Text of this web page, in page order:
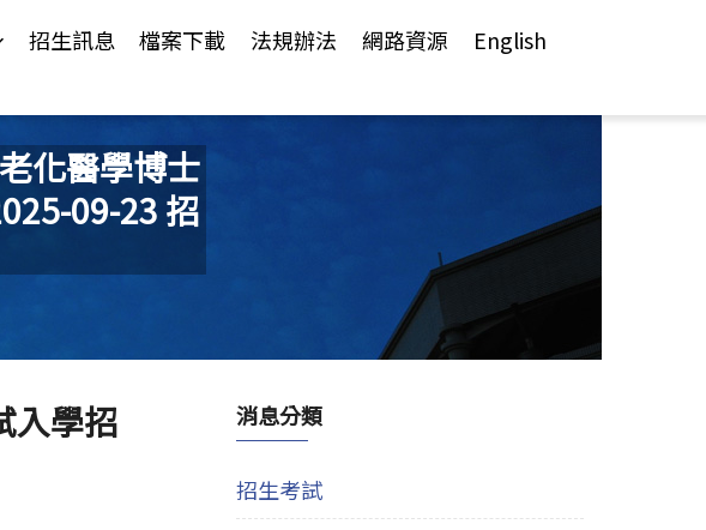
招生訊息 檔案下載 法規辦法 網路資源 English
化醫學博士
09-23 招
入學招
消息分類
招生考試